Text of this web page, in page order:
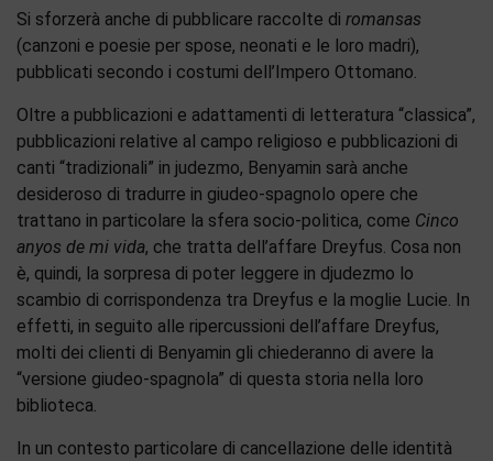
Si sforzerà anche di pubblicare raccolte di romansas
(canzoni e poesie per spose, neonati e le loro madri),
pubblicati secondo i costumi dell’Impero Ottomano.
Oltre a pubblicazioni e adattamenti di letteratura “classica”,
pubblicazioni relative al campo religioso e pubblicazioni di
canti “tradizionali” in judezmo, Benyamin sarà anche
desideroso di tradurre in giudeo-spagnolo opere che
trattano in particolare la sfera socio-politica, come Cinco
anyos de mi vida, che tratta dell’affare Dreyfus. Cosa non
è, quindi, la sorpresa di poter leggere in djudezmo lo
scambio di corrispondenza tra Dreyfus e la moglie Lucie. In
effetti, in seguito alle ripercussioni dell’affare Dreyfus,
molti dei clienti di Benyamin gli chiederanno di avere la
“versione giudeo-spagnola” di questa storia nella loro
biblioteca.
In un contesto particolare di cancellazione delle identità